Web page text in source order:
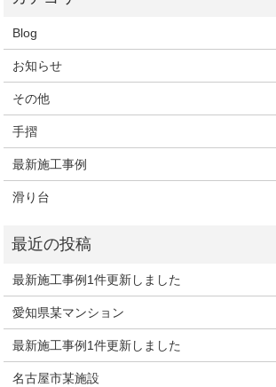
Blog
お知らせ
その他
手摺
最新施工事例
滑り台
最新施工事例1件更新しました
愛知県某マンション
最新施工事例1件更新しました
名古屋市某施設